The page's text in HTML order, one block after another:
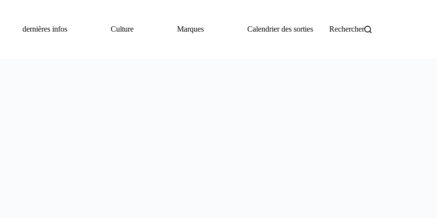
dernières infos
Culture Marques Calendrier des sorties Rechercher